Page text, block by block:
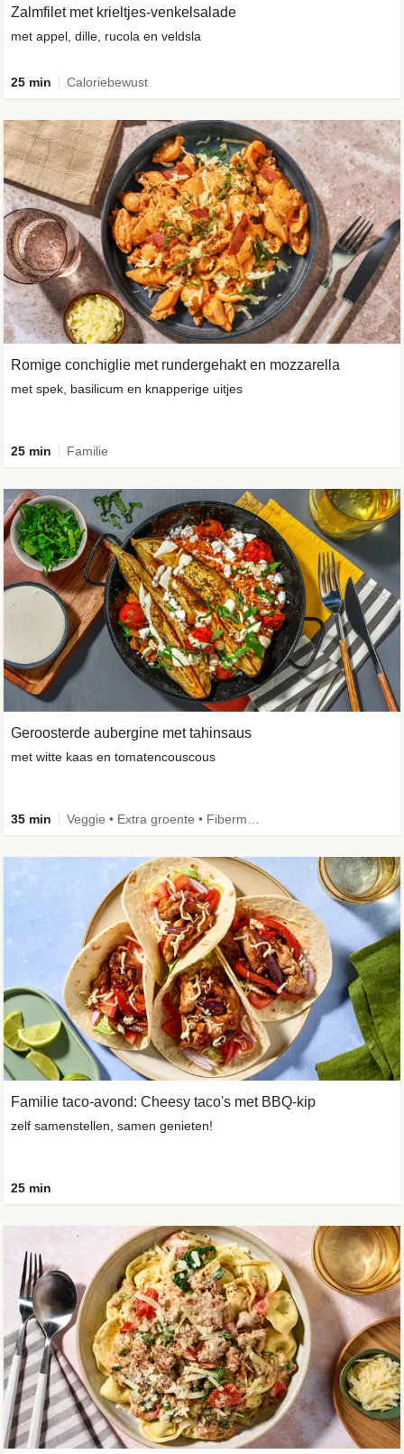
Zalmfilet met krieltjes-venkelsalade
met appel, dille, rucola en veldsla
25 min Caloriebewust
Romige conchiglie met rundergehakt en mozzarella
met spek, basilicum en knapperige uitjes
25 min Familie
Geroosterde aubergine met tahinsaus
met witte kaas en tomatencouscous
35 min
Familie taco-avond: Cheesy taco's met BBQ-kip
zelf samenstellen, samen genieten!
25 min